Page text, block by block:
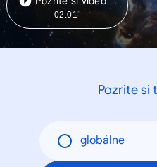
02:01
Pozrite si
globálne